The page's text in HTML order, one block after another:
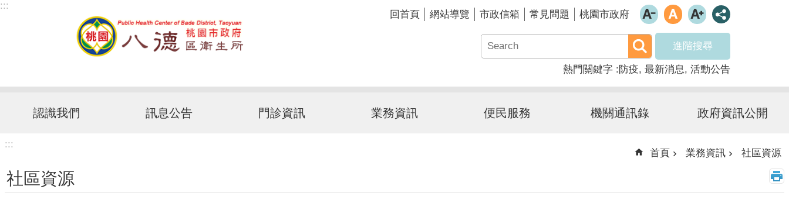
跳到主要內容區塊
:::
回首頁 網站導覽 市政信箱 常見問題 桃園市政府
進階搜尋
熱門關鍵字 防疫 最新消息 活動公告
認識我們 訊息公告 門診資訊 業務資訊 便民服務 機關通訊錄 政府資訊公開
:::
首頁 業務資訊 社區資源
社區資源